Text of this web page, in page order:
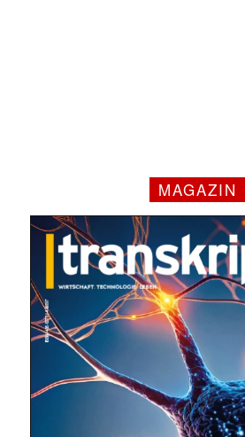
MAGAZIN